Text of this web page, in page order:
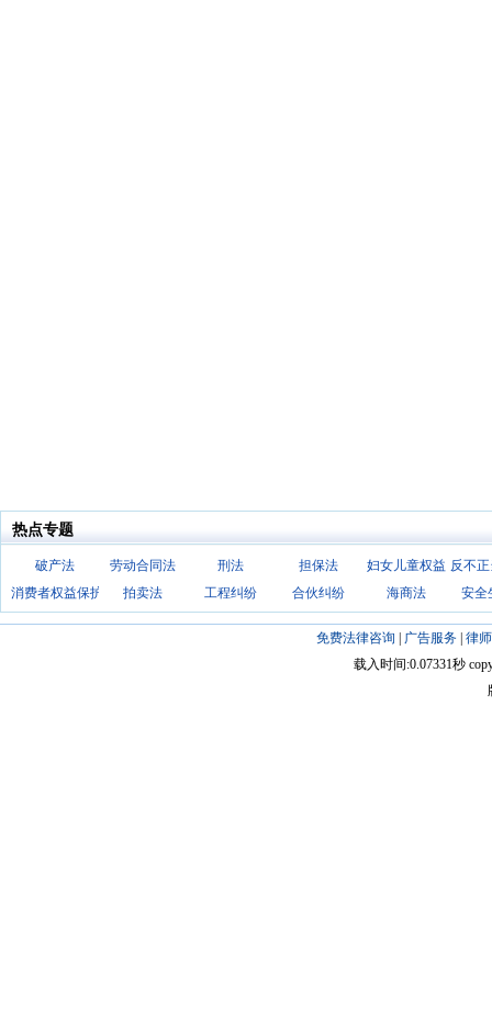
热点专题
破产法 劳动合同法 刑法 担保法 妇女儿童权益 反不
消费者权益保护法
拍卖法 工程纠纷 合伙纠纷 海商法 安全
免费法律咨询 广告服务| 律
载入时间:0.07331秒